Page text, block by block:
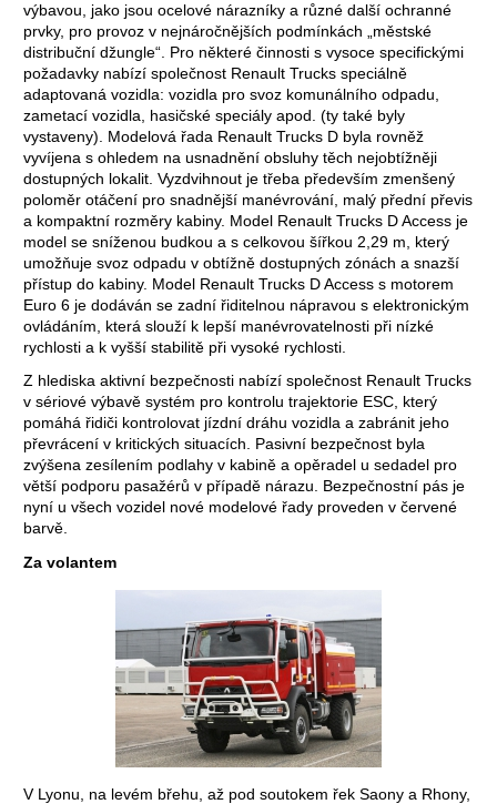
výbavou, jako jsou ocelové nárazníky a různé další ochranné
prvky, pro provoz v nejnáročnějších podmínkách „městské
distribuční džungle“. Pro některé činnosti s vysoce specifickými
požadavky nabízí společnost Renault Trucks speciálně
adaptovaná vozidla: vozidla pro svoz komunálního odpadu,
zametací vozidla, hasičské speciály apod. (ty také byly
vystaveny). Modelová řada Renault Trucks D byla rovněž
vyvíjena s ohledem na usnadnění obsluhy těch nejobtížněji
dostupných lokalit. Vyzdvihnout je třeba především zmenšený
poloměr otáčení pro snadnější manévrování, malý přední převis
a kompaktní rozměry kabiny. Model Renault Trucks D Access je
model se sníženou budkou a s celkovou šířkou 2,29 m, který
umožňuje svoz odpadu v obtížně dostupných zónách a snazší
přístup do kabiny. Model Renault Trucks D Access s motorem
Euro 6 je dodáván se zadní řiditelnou nápravou s elektronickým
ovládáním, která slouží k lepší manévrovatelnosti při nízké
rychlosti a k vyšší stabilitě při vysoké rychlosti.
Z hlediska aktivní bezpečnosti nabízí společnost Renault Trucks
v sériové výbavě systém pro kontrolu trajektorie ESC, který
pomáhá řidiči kontrolovat jízdní dráhu vozidla a zabránit jeho
převrácení v kritických situacích. Pasivní bezpečnost byla
zvýšena zesílením podlahy v kabině a opěradel u sedadel pro
větší podporu pasažérů v případě nárazu. Bezpečnostní pás je
nyní u všech vozidel nové modelové řady proveden v červené
barvě.
Za volantem
V Lyonu, na levém břehu, až pod soutokem řek Saony a Rhony,